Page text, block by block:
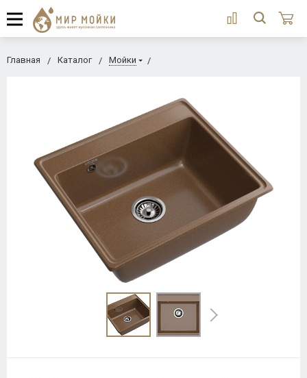
Главная Каталог Мойки